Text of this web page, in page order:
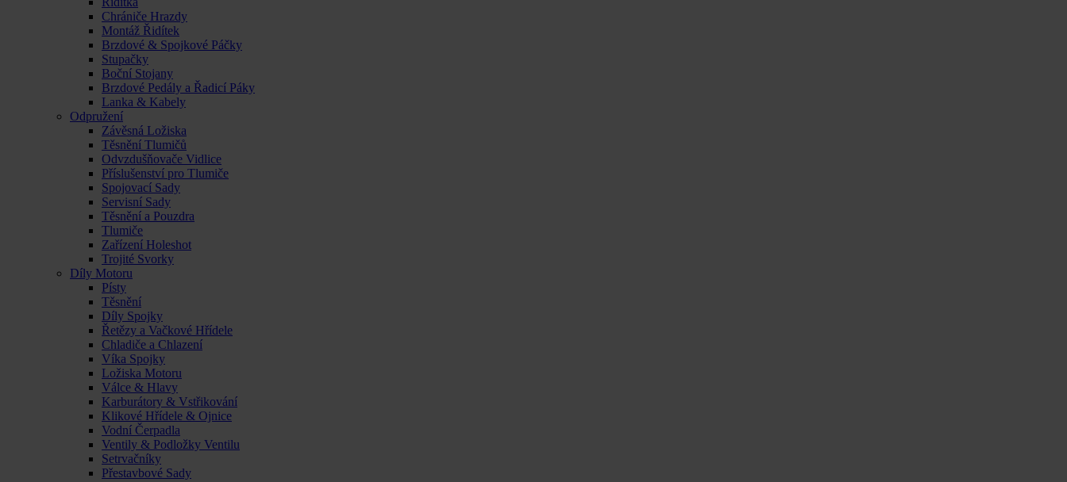
Chrániče Hrazdy
Montáž Řidítek
Brzdové & Spojkové Páčky
Stupačky
Boční Stojany
Brzdové Pedály a Řadicí Páky
Lanka & Kabely
Odpružení
Závěsná Ložiska
Těsnění Tlumičů
Odvzdušňovače Vidlice
Příslušenství pro Tlumiče
Spojovací Sady
Servisní Sady
Těsnění a Pouzdra
Tlumiče
Zařízení Holeshot
Trojité Svorky
Díly Motoru
Písty
Těsnění
Díly Spojky
Řetězy a Vačkové Hřídele
Chladiče a Chlazení
Víka Spojky
Ložiska Motoru
Válce & Hlavy
Karburátory & Vstřikování
Klikové Hřídele & Ojnice
Vodní Čerpadla
Ventily & Podložky Ventilu
Setrvačníky
Přestavbové Sady